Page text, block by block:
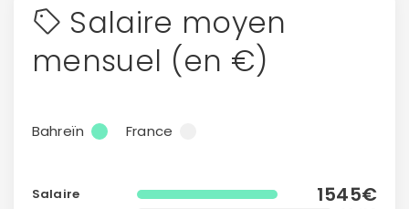
Salaire moyen
mensuel (en €)
Bahreïn France
Salaire 1545€
Continuer avec Apple
ou connectez-vous par mail
Politique de
confidentialité.